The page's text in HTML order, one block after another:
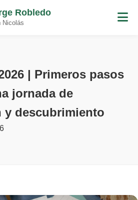
Robledo
Nicolás
| Primeros pasos
jornada de
y descubrimiento